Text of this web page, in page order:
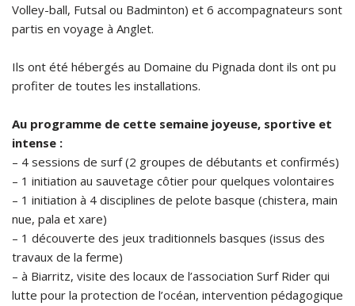
Volley-ball, Futsal ou Badminton) et 6 accompagnateurs sont
partis en voyage à Anglet.
Ils ont été hébergés au Domaine du Pignada dont ils ont pu
profiter de toutes les installations.
Au programme de cette semaine joyeuse, sportive et
intense :
– 4 sessions de surf (2 groupes de débutants et confirmés)
– 1 initiation au sauvetage côtier pour quelques volontaires
– 1 initiation à 4 disciplines de pelote basque (chistera, main
nue, pala et xare)
– 1 découverte des jeux traditionnels basques (issus des
travaux de la ferme)
– à Biarritz, visite des locaux de l’association Surf Rider qui
lutte pour la protection de l’océan, intervention pédagogique